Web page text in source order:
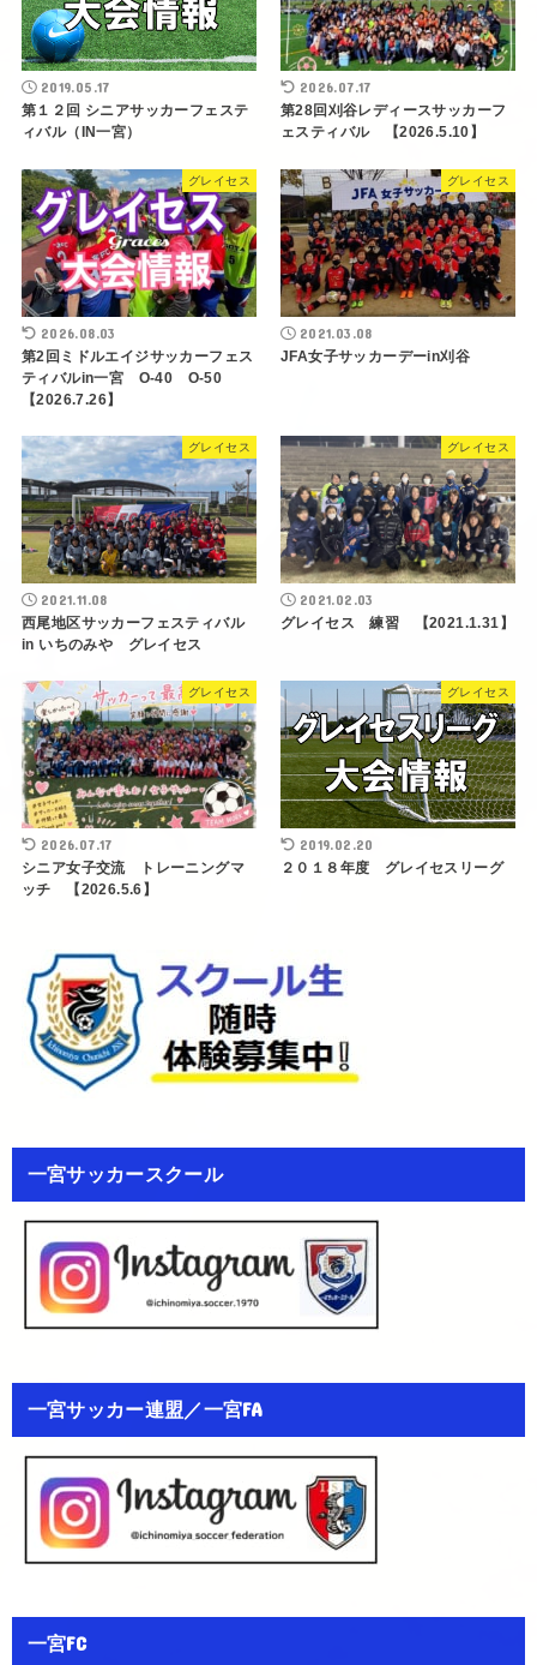
2019.05.17
第１２回 シニアサッカーフェステ
ィバル（IN一宮）
2026.07.17
第28回刈谷レディースサッカーフ
ェスティバル 【2026.5.10】
グレイセス
2026.08.03
第2回ミドルエイジサッカーフェス
ティバルin一宮 O-40 O-50
【2026.7.26】
グレイセス
2021.03.08
JFA女子サッカーデーin刈谷
グレイセス
2021.11.08
西尾地区サッカーフェスティバル
in いちのみや グレイセス
グレイセス
2021.02.03
グレイセス 練習 【2021.1.31】
グレイセス
2026.07.17
シニア女子交流 トレーニングマ
ッチ 【2026.5.6】
グレイセス
2019.02.20
２０１８年度 グレイセスリーグ
一宮サッカースクール
一宮サッカー連盟／一宮FA
一宮FC